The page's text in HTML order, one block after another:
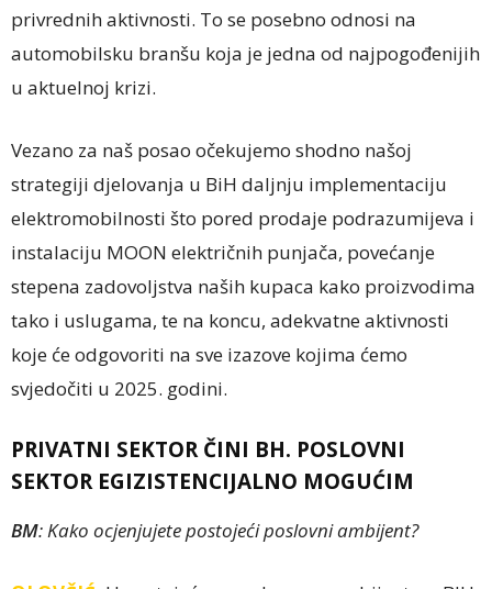
privrednih aktivnosti. To se posebno odnosi na
automobilsku branšu koja je jedna od najpogođenijih
u aktuelnoj krizi.
Vezano za naš posao očekujemo shodno našoj
strategiji djelovanja u BiH daljnju implementaciju
elektromobilnosti što pored prodaje podrazumijeva i
instalaciju MOON električnih punjača, povećanje
stepena zadovoljstva naših kupaca kako proizvodima
tako i uslugama, te na koncu, adekvatne aktivnosti
koje će odgovoriti na sve izazove kojima ćemo
svjedočiti u 2025. godini.
PRIVATNI SEKTOR ČINI BH. POSLOVNI
SEKTOR EGIZISTENCIJALNO MOGUĆIM
BM: Kako ocjenjujete postojeći poslovni ambijent?